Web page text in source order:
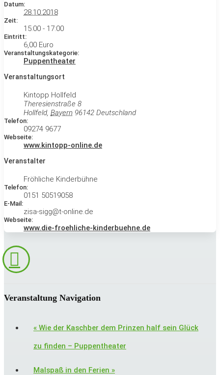
Datum:
28.10.2018
Zeit:
15:00 - 17:00
Eintritt:
6,00 Euro
Veranstaltungskategorie:
Puppentheater
Veranstaltungsort
Kintopp Hollfeld
Theresienstraße 8
Hollfeld, Bayern 96142 Deutschland
Telefon:
09274 9677
Webseite:
www.kintopp-online.de
Veranstalter
Fröhliche Kinderbühne
Telefon:
0151 50519058
E-Mail:
zisa-sigg@t-online.de
Webseite:
www.die-froehliche-kinderbuehne.de
Veranstaltung Navigation
« Wie der Kaschber dem Prinzen half sein Glück
zu finden – Puppentheater
Malspaß in den Ferien »